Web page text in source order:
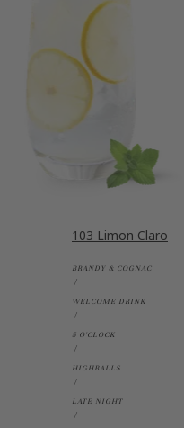
103 Limon Claro
BRANDY & COGNAC
WELCOME DRINK
5 O'CLOCK
HIGHBALLS
LATE NIGHT